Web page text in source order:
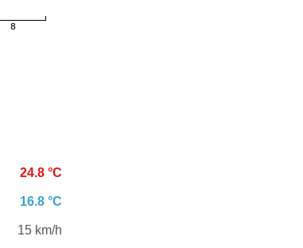
24.8 °C
16.8 °C
15 km/h